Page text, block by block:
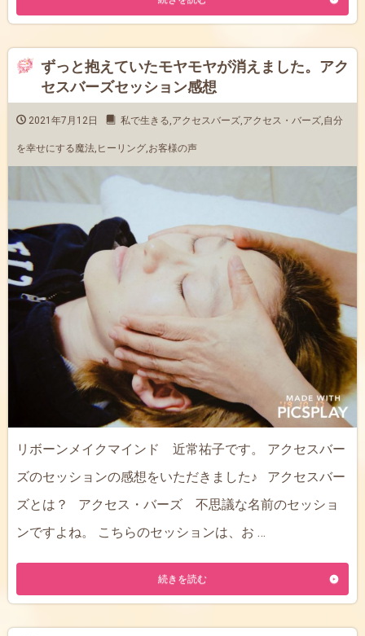
ずっと抱えていたモヤモヤが消えました。アク
セスバーズセッション感想
2021年7月12日 私で生きる,アクセスバーズ,アクセス・バーズ,自分
を幸せにする魔法, ヒーリング,お客様の声
リボーンメイクマインド 近常祐子です。 アクセスバー
ズのセッションの感想をいただきました♪ アクセスバー
ズとは？ アクセス・バーズ 不思議な名前のセッショ
ンですよね。 こちらのセッションは、お …
続きを読む